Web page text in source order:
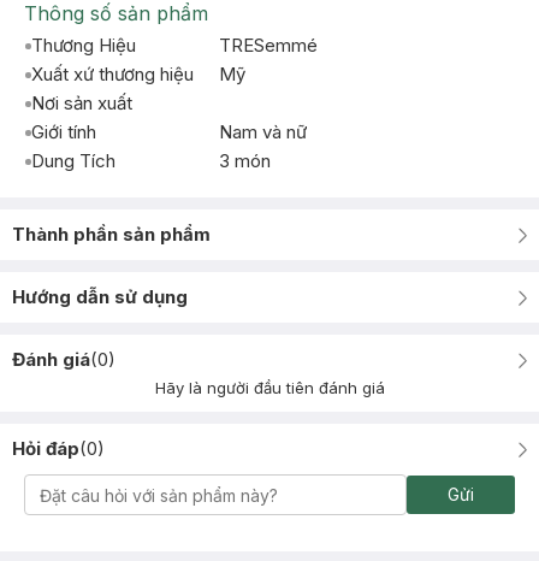
Thông số sản phẩm
Thương Hiệu
TRESemmé
Xuất xứ thương hiệu
Mỹ
Nơi sản xuất
Giới tính
Nam và nữ
Dung Tích
3 món
Thành phần sản phẩm
Hướng dẫn sử dụng
Đánh giá(0)
Hãy là người đầu tiên đánh giá
Hỏi đáp(0)
Gửi